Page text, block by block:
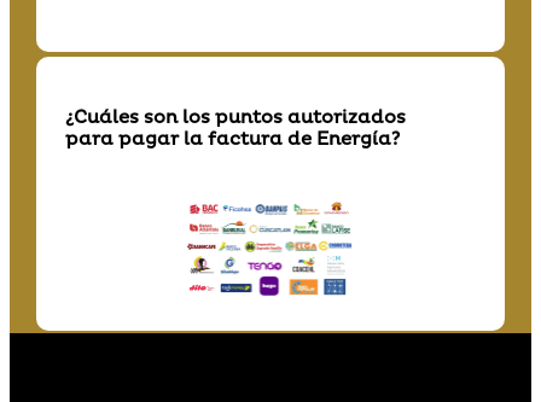
¿Cuáles son los puntos autorizados
para pagar la factura de Energía?